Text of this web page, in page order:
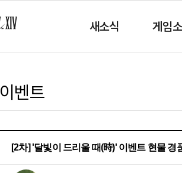
새소식 게임
이벤트
[2차] '달빛이 드리울 때(時)' 이벤트 현물 경